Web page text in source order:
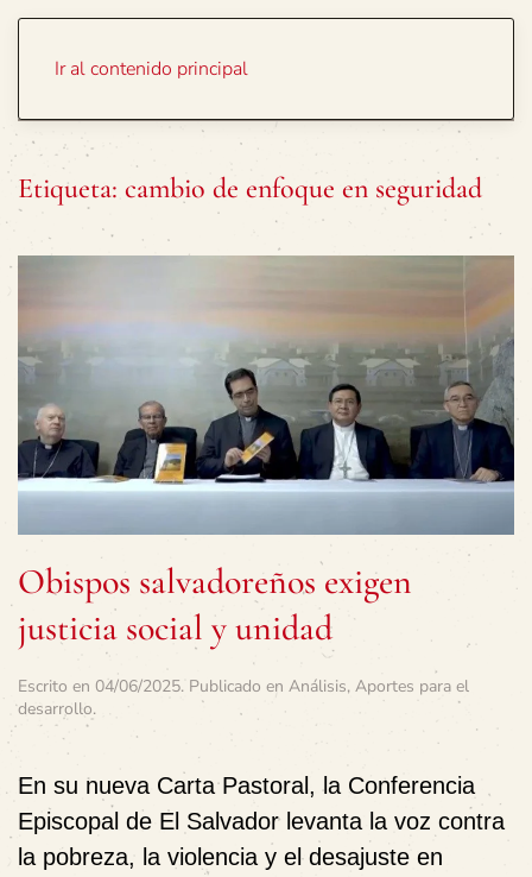
Ir al contenido principal
Etiqueta: cambio de enfoque en seguridad
Obispos salvadoreños exigen
justicia social y unidad
Escrito en 04/06/2025. Publicado en Análisis, Aportes para el
desarrollo.
En su nueva Carta Pastoral, la Conferencia
Episcopal de El Salvador levanta la voz contra
la pobreza, la violencia y el desajuste en